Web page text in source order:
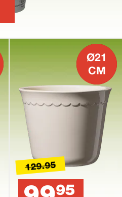
129.95
95
Ø21
CM